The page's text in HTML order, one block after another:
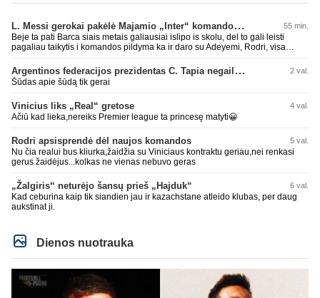
L. Messi gerokai pakėlė Majamio „Inter“ komandos vertę 55 min.
Beje ta pati Barca siais metais galiausiai islipo is skolu, del to gali leisti
pagaliau taikytis i komandos pildyma ka ir daro su Adeyemi, Rodri, visa
Argentinos federacijos prezidentas C. Tapia negailėjo pagyrų G. Infantino 2 val.
Šūdas apie šūdą tik gerai
Vinicius liks „Real“ gretose 4 val.
Ačiū kad lieka,nereiks Premier league ta princesę matyti😀
Rodri apsisprendė dėl naujos komandos 5 val.
Nu čia realui bus kliurka,žaidžia su Viniciaus kontraktu geriau,nei renkasi
gerus žaidėjus...kolkas ne vienas nebuvo geras
„Žalgiris“ neturėjo šansų prieš „Hajduk“ 6 val.
Kad ceburina kaip tik siandien jau ir kazachstane atleido klubas, per daug
aukstinat ji.
Dienos nuotrauka